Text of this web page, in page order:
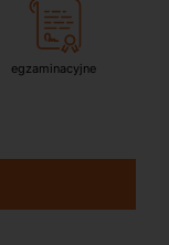
egzaminacyjne